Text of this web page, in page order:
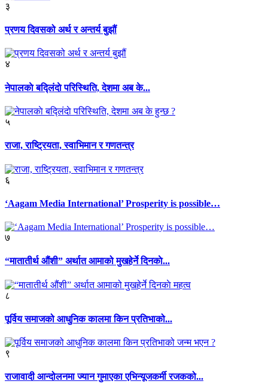
३
प्रणय दिवसको अर्थ र अन्तर्य बुझौं
४
नेपालकाे बद्लिंदाे परिस्थिति, देशमा अब के...
५
राजा, राष्ट्रियता, स्वाभिमान र गणतन्त्र
६
‘Aagam Media International’ Prosperity is possible…
७
“मातातीर्थ औंशी” अर्थात आमाको मुखहेर्ने दिनकाे...
८
पूर्विय समाजको आधुनिक कालमा किन प्रतिभाको...
९
राजावादी आन्दोलनमा ज्यान गुमाएका एभिन्यूजकर्मी रजकको...